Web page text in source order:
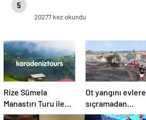
5
20277 kez okundu
Rize Sümela
Manastırı Turu ile
Tarih ve Doğayı Bir
Ot yangını evlere
sıçramadan
söndürüldü!